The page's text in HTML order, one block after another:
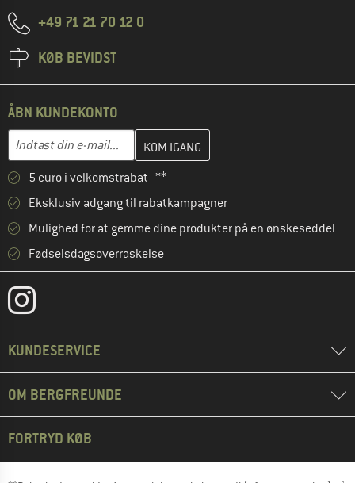
+49 71 21 70 12 0
KØB BEVIDST
ÅBN KUNDEKONTO
E-mail-adresse
Indtast din e-mailadresse her, og opret i næste trin din
5 euro i velkomstrabat **
Eksklusiv adgang til rabatkampagner
Mulighed for at gemme dine produkter på en ønskeseddel
Fødselsdagsoverraskelse
KUNDESERVICE
OM BERGFREUNDE
FORTRYD KØB